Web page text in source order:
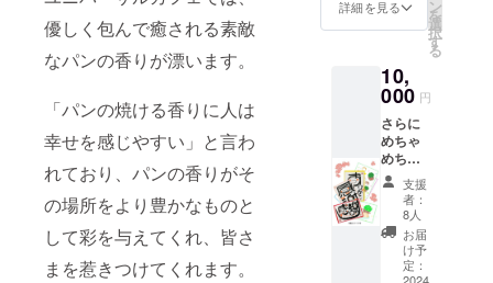
優しく包んで癒される素敵
なパンの香りが漂います。
「パンの焼ける香りに人は
幸せを感じやすい」と言わ
れており、パンの香りがそ
の場所をより豊かなものと
して彩を与えてくれ、皆さ
まを惹きつけてくれます。
ロオ
バラエ
セッ
ト」引
換券
（カン
パー
ニュ・
メラン
ジェ・
食パン
２分の
１カッ
ト）を
詳細を見る ン
を
選
択
す
る
10,
000 円
さらに
めちゃ
めちゃ
応援す
るプラ
ン 心
を込め
たお礼
のメー
支援
者：
8人
お届
け予
定：